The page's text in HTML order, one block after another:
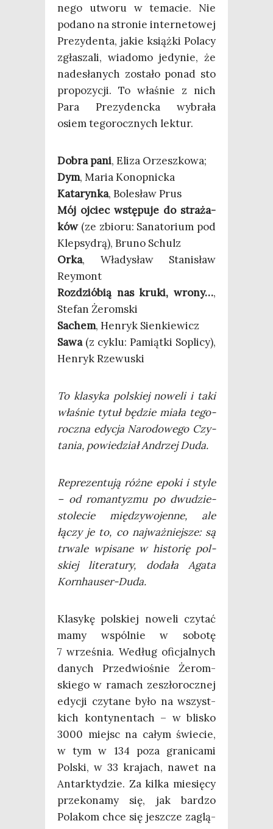
ne­go utwo­ru w tema­cie. Nie
poda­no na stro­nie inter­ne­to­wej
Pre­zy­den­ta, jakie książ­ki Pola­cy
zgła­sza­li, wia­do­mo jedy­nie, że
nade­sła­nych zosta­ło ponad sto
pro­po­zy­cji. To wła­śnie z nich
Para Pre­zy­denc­ka wybra­ła
osiem tego­rocz­nych lektur.
Dobra pani, Eli­za Orzeszkowa;
Dym, Maria Konopnicka
Kata­ryn­ka, Bole­sław Prus
Mój ojciec wstę­pu­je do stra­ża­
ków(ze zbio­ru: Sana­to­rium pod
Klep­sy­drą), Bru­no Schulz
Orka, Wła­dy­sław Sta­ni­sław
Reymont
Roz­dzió­bią nas kru­ki, wro­ny…,
Ste­fan Żeromski
Sachem, Hen­ryk Sienkiewicz
Sawa(z cyklu: Pamiąt­ki Sopli­cy),
Hen­ryk Rzewuski
To kla­sy­ka pol­skiej nowe­li i taki
wła­śnie tytuł będzie mia­ła tego­
rocz­na edy­cja Naro­do­we­go Czy­
ta­nia, powie­dział Andrzej Duda.
Repre­zen­tu­ją róż­ne epo­ki i sty­le
– od roman­ty­zmu po dwu­dzie­
sto­le­cie mię­dzy­wo­jen­ne, ale
łączy je to, co naj­waż­niej­sze: są
trwa­le wpi­sa­ne w histo­rię pol­
skiej lite­ra­tu­ry, doda­ła Aga­ta
Kornhauser-Duda.
Kla­sy­kę pol­skiej nowe­li czy­tać
mamy wspól­nie w sobo­tę
7 wrze­śnia. Według ofi­cjal­nych
danych Przed­wio­śnie Żerom­
skie­go w ramach zeszło­rocz­nej
edy­cji czy­ta­ne było na wszyst­
kich kon­ty­nen­tach – w bli­sko
3000 miejsc na całym świe­cie,
w tym w 134 poza gra­ni­ca­mi
Pol­ski, w 33 kra­jach, nawet na
Antark­ty­dzie. Za kil­ka mie­się­cy
prze­ko­na­my się, jak bar­dzo
Pola­kom chce się jesz­cze zaglą­